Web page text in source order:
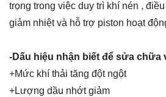
trọng trong việc duy trì khí nén ,
giảm nhiệt và hỗ trợ piston hoạt
-Dấu hiệu nhận biết để sửa chữa
+Mức khí thải tăng đột ngột
+Lượng dầu nhớt giảm